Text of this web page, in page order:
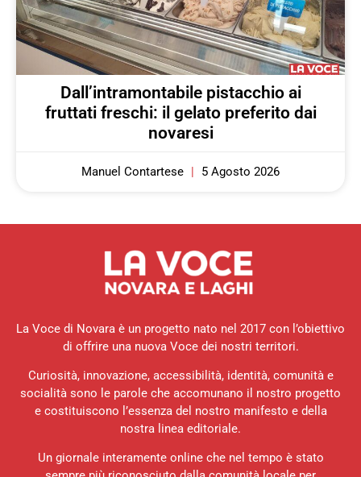
Dall’intramontabile pistacchio ai
fruttati freschi: il gelato preferito dai
novaresi
Manuel Contartese 5 Agosto 2026
La Voce di Novara è un progetto nato nel 2017 con l’obiettivo
di offrire una nuova Voce dei nostri territori.
Curiosità, innovazione, accessibilità, identità, comunità e
socialità sono le parole che accomunano il nostro progetto
e costituiscono l’essenza del nostro manifesto e della
nostra linea editoriale.
Un giornale interamente online che nel tempo è stato